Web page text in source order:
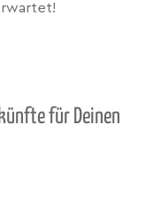
für Deinen